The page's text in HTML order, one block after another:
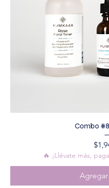
Combo
🔥 ¡Llévate más,